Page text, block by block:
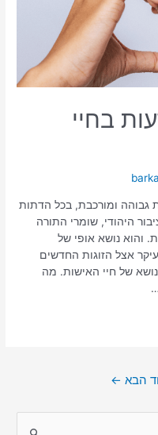
בחיי
גבוהה ומורכבת, בכל הדתות
היהודי, שומרי התורה
והוא נושא אופי של
אצל הזוגות החדשים
של חיי האישות. מה
הבא ←